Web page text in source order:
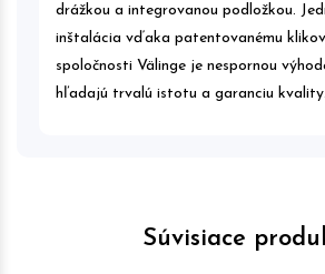
drážkou a integrovanou podložkou.
inštalácia vďaka patentovanému
spoločnosti Välinge je nespornou
hľadajú trvalú istotu a garanciu kvality.
Súvisiace